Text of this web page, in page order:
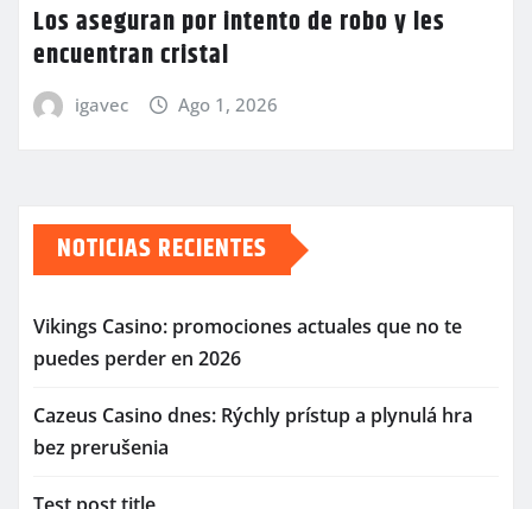
Los aseguran por intento de robo y les
encuentran cristal
igavec Ago 1, 2026
NOTICIAS RECIENTES
Vikings Casino: promociones actuales que no te
puedes perder en 2026
Cazeus Casino dnes: Rýchly prístup a plynulá hra
bez prerušenia